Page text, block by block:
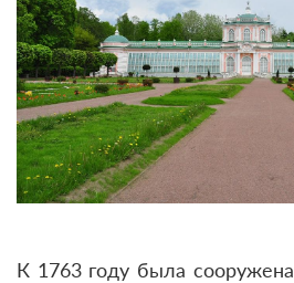
К 1763 году была сооружена